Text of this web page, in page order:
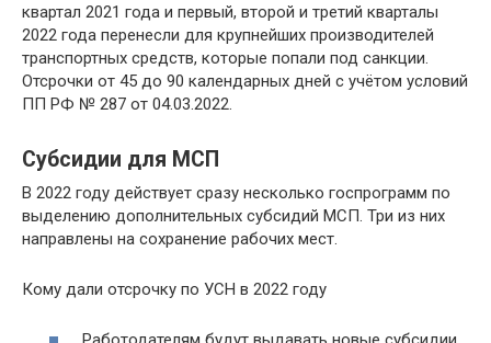
квартал 2021 года и первый, второй и третий кварталы
2022 года перенесли для крупнейших производителей
транспортных средств, которые попали под санкции.
Отсрочки от 45 до 90 календарных дней с учётом условий
ПП РФ № 287 от 04.03.2022.
Субсидии для МСП
В 2022 году действует сразу несколько госпрограмм по
выделению дополнительных субсидий МСП. Три из них
направлены на сохранение рабочих мест.
Кому дали отсрочку по УСН в 2022 году